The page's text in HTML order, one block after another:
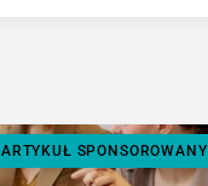
ARTYKUŁ SPONSOROWANY